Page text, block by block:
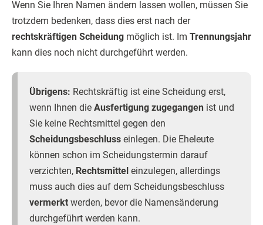
Wenn Sie Ihren Namen ändern lassen wollen, müssen Sie
trotzdem bedenken, dass dies erst nach der
rechtskräftigen Scheidung möglich ist. Im Trennungsjahr
kann dies noch nicht durchgeführt werden.
Übrigens: Rechtskräftig ist eine Scheidung erst,
wenn Ihnen die Ausfertigung zugegangen ist und
Sie keine Rechtsmittel gegen den
Scheidungsbeschluss einlegen. Die Eheleute
können schon im Scheidungstermin darauf
verzichten, Rechtsmittel einzulegen, allerdings
muss auch dies auf dem Scheidungsbeschluss
vermerkt werden, bevor die Namensänderung
durchgeführt werden kann.